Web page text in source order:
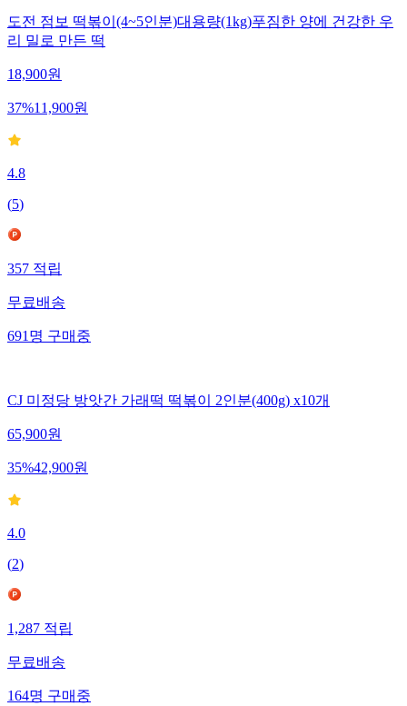
도전 점보 떡볶이(4~5인분)대용량(1kg)푸짐한 양에 건강한 우
리 밀로 만든 떡
18,900원
37%11,900원
4.8
(5)
357 적립
무료배송
691 명 구매중
CJ 미정당 방앗간 가래떡 떡볶이 2인분(400g) x10개
65,900원
35%42,900원
4.0
(2)
1,287 적립
무료배송
164명 구매중